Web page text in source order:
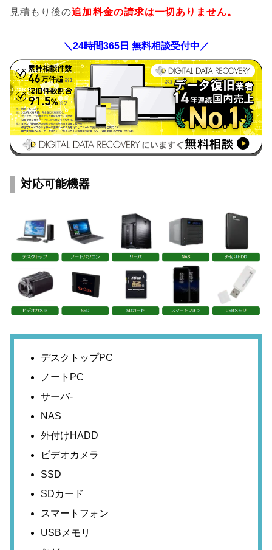
見積もり後の追加料金の請求は一切ありません。
＼24時間365日 無料相談受付中／
対応可能機器
デスクトップPC
ノートPC
サーバ-
NAS
外付けHADD
ビデオカメラ
SSD
SDカード
スマートフォン
USBメモリ